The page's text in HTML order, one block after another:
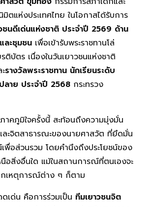
ตแห่งประเทศไทย ในโอกาสได้รับการ
ชนดีเด่นแห่งชาติ ประจำปี 2569 ด้าน
ะชุมชน เพื่อเข้ารับพระราชทานโล่
ติบัตร เนื่องในวันเยาวชนแห่งชาติ
รางวัลพระราชทาน นักเรียนระดับ
าย ประจำปี 2568 กระทรวง
าคภูมิใจครั้งนี้ สะท้อนถึงความมุ่งมั่น
ะจิตสาธารณะของนายศาสวัต ที่ยึดมั่น
เพื่อส่วนรวม โดยคำนึงถึงประโยชน์ของ
อสิ่งอื่นใด แม้ในสถานการณ์ที่ตนเองจะ
กเหตุการณ์ต่าง ๆ ก็ตาม
เด่น คือการร่วมเป็น ทีมเยาวชนจิต